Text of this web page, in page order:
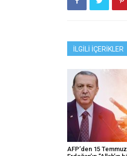
İLGİLİ İÇERİKLER
AFP’den 15